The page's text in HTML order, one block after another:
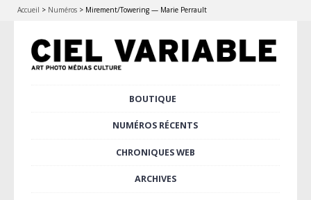
Accueil > Numéros > Mirement/Towering — Marie Perrault
BOUTIQUE
NUMÉROS RÉCENTS
CHRONIQUES WEB
ARCHIVES